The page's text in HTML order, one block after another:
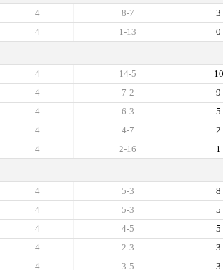
3
8-7
4
0
1-13
4
10
14-5
4
9
7-2
4
5
6-3
4
2
4-7
4
1
2-16
4
8
5-3
4
5
5-3
4
5
4-5
4
3
2-3
4
3
3-5
4